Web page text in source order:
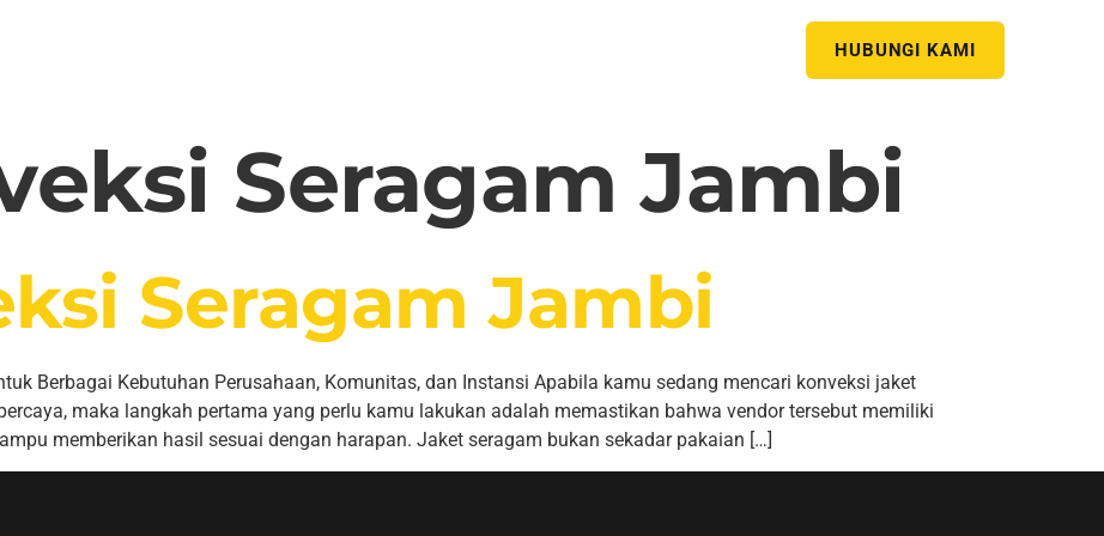
HUBUNGI KAMI
Seragam Jambi
Seragam Jambi
Berbagai Kebutuhan Perusahaan, Komunitas, dan Instansi Apabila kamu sedang mencari konveksi jaket
maka langkah pertama yang perlu kamu lakukan adalah memastikan bahwa vendor tersebut memiliki
memberikan hasil sesuai dengan harapan. Jaket seragam bukan sekadar pakaian […]